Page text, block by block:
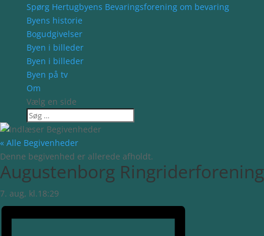
Spørg Hertugbyens Bevaringsforening om bevaring
Byens historie
Bogudgivelser
Byen i billeder
Byen i billeder
Byen på tv
Om
Vælg en side
« Alle Begivenheder
Denne begivenhed er allerede afholdt.
Augustenborg Ringriderforening
7. aug, kl.18:29